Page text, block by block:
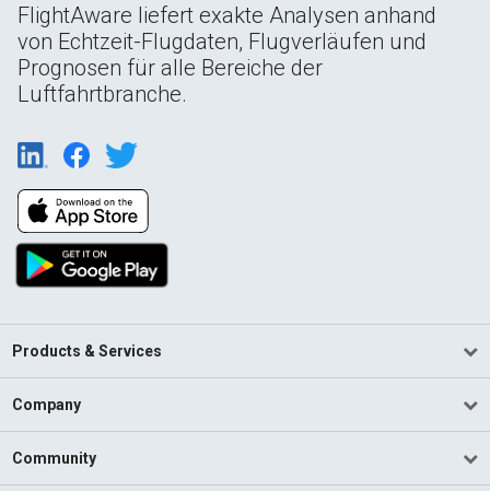
FlightAware liefert exakte Analysen anhand
von Echtzeit-Flugdaten, Flugverläufen und
Prognosen für alle Bereiche der
Luftfahrtbranche.
Products & Services
Company
Community